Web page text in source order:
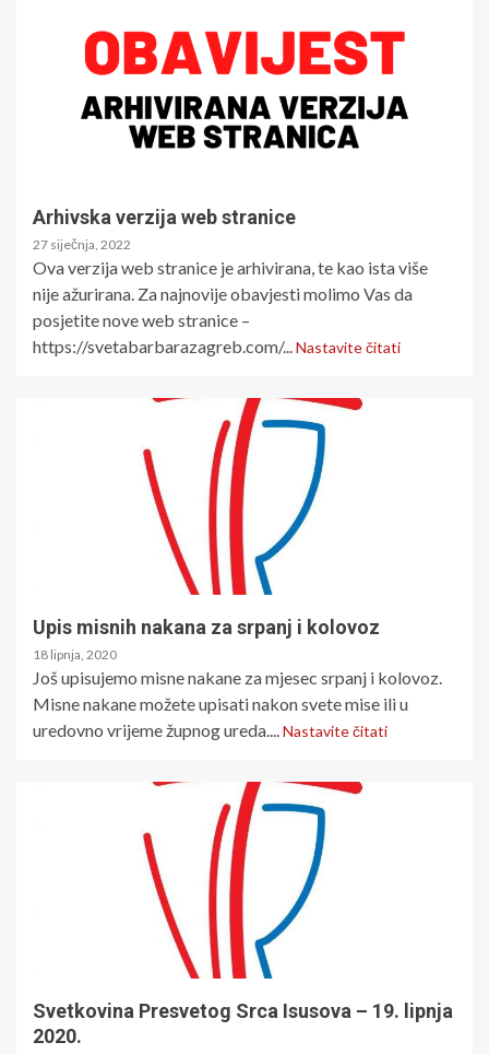
Arhivska verzija web stranice
27 siječnja, 2022
Ova verzija web stranice je arhivirana, te kao ista više
nije ažurirana. Za najnovije obavjesti molimo Vas da
posjetite nove web stranice –
https://svetabarbarazagreb.com/...Nastavite čitati
Upis misnih nakana za srpanj i kolovoz
18 lipnja, 2020
Još upisujemo misne nakane za mjesec srpanj i kolovoz.
Misne nakane možete upisati nakon svete mise ili u
uredovno vrijeme župnog ureda....Nastavite čitati
Svetkovina Presvetog Srca Isusova – 19. lipnja
2020.